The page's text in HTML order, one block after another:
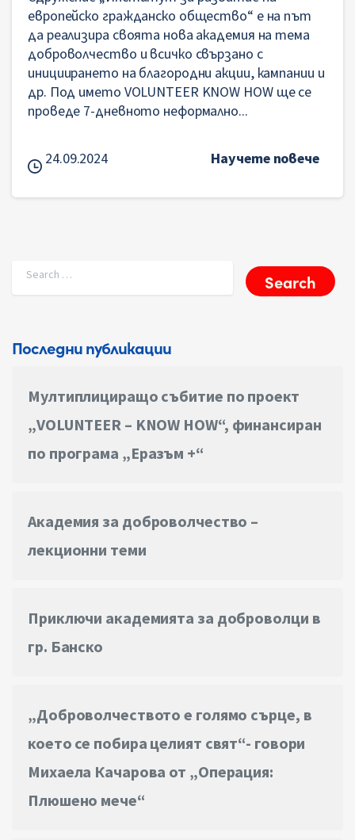
европейско гражданско общество“ е на път
да реализира своята нова академия на тема
доброволчество и всичко свързано с
инициирането на благородни акции, кампании и
др. Под името VOLUNTEER KNOW HOW ще се
проведе 7-дневното неформално...
24.09.2024 Научете повече
Search for:
Последни публикации
Мултиплициращо събитие по проект
„VOLUNTEER – KNOW HOW“, финансиран
по програма „Еразъм +“
Академия за доброволчество –
лекционни теми
Приключи академията за доброволци в
гр. Банско
„Доброволчеството е голямо сърце, в
което се побира целият свят“- говори
Михаела Качарова от „Операция:
Плюшено мече“